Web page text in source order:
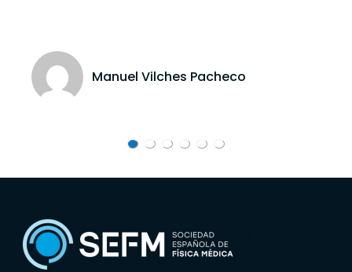
Manuel Vilches Pacheco